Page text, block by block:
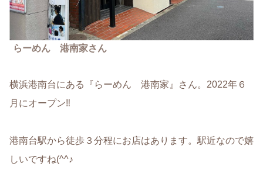
らーめん 港南家さん
横浜港南台にある『らーめん 港南家』さん。2022年６
月にオープン‼
港南台駅から徒歩３分程にお店はあります。駅近なので嬉
しいですね(^^♪